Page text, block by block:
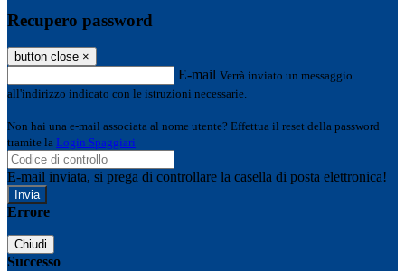
Recupero password
button close ×
E-mail Verrà inviato un messaggio
all'indirizzo indicato con le istruzioni necessarie.
Non hai una e-mail associata al nome utente? Effettua il reset della password
tramite la Login Spaggiari
E-mail inviata, si prega di controllare la casella di posta elettronica!
Errore
Chiudi
Successo